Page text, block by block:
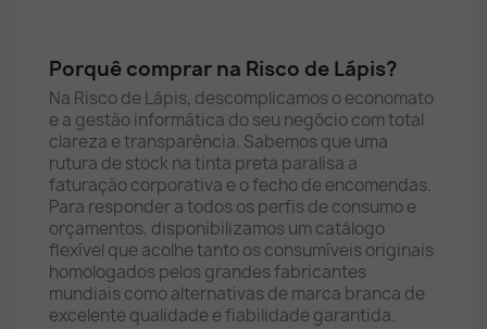
Porquê comprar na Risco de Lápis?
Na Risco de Lápis, descomplicamos o economato
e a gestão informática do seu negócio com total
clareza e transparência. Sabemos que uma
rutura de stock na tinta preta paralisa a
faturação corporativa e o fecho de encomendas.
Para responder a todos os perfis de consumo e
orçamentos, disponibilizamos um catálogo
flexível que acolhe tanto os consumíveis originais
homologados pelos grandes fabricantes
mundiais como alternativas de marca branca de
excelente qualidade e fiabilidade garantida.